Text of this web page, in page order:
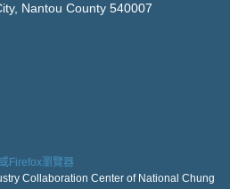
Nantou County 540007
Firefox瀏覽器
Collaboration Center of National Chung